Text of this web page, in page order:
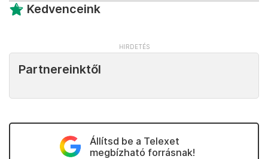
Kedvenceink
Partnereinktől
Állítsd be a Telexet
megbízható forrásnak!